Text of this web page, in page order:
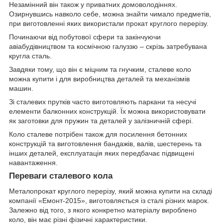
Незамінний він також у приватних домоволодіннях.
Озирнувшись навколо себе, можна знайти чимало предметів,
при виготовленні яких використали прокат круглого перерізу.
Починаючи від побутової сфери та закінчуючи
авіабудівництвом та космічною галуззю – скрізь затребувана
кругла сталь.
Завдяки тому, що він є міцним та гнучким, сталеве коло
можна купити і для виробництва деталей та механізмів
машин.
Зі сталевих прутків часто виготовляють паркани та несучі
елементи балконних конструкцій. Їх можна використовувати
як заготовки для пружин та деталей у залізничній сфері.
Коло сталеве потрібен також для посилення бетонних
конструкцій та виготовлення бандажів, валів, шестерень та
інших деталей, експлуатація яких передбачає підвищені
навантаження.
Переваги сталевого кола
Металопрокат круглого перерізу, який можна купити на складі
компанії «Емонт-2015», виготовляється із сталі різних марок.
Залежно від того, з якого конкретно матеріалу вироблено
коло, він має різні фізичні характеристики.